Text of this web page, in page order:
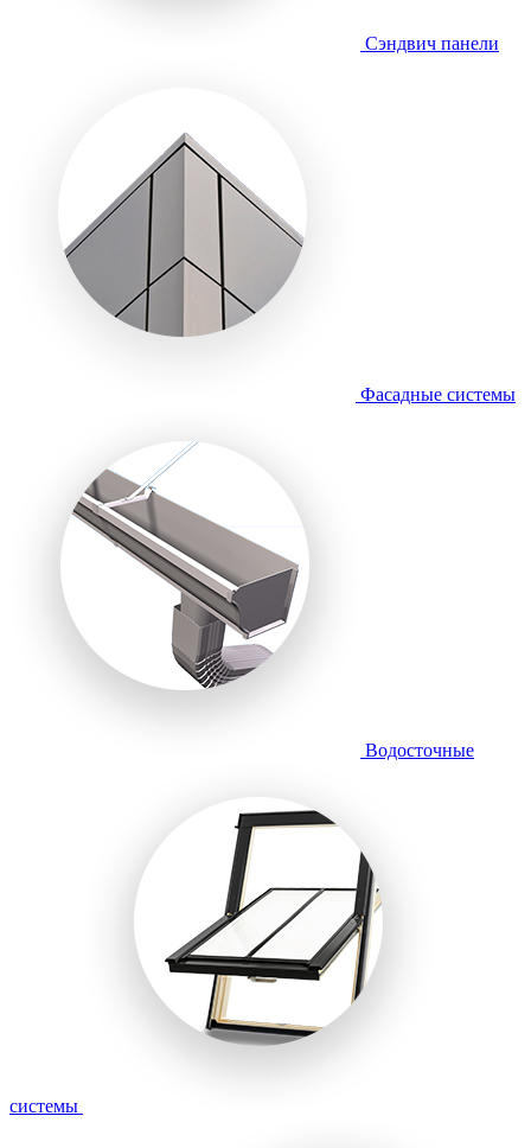
Сэндвич панели
Фасадные системы
Водосточные
системы